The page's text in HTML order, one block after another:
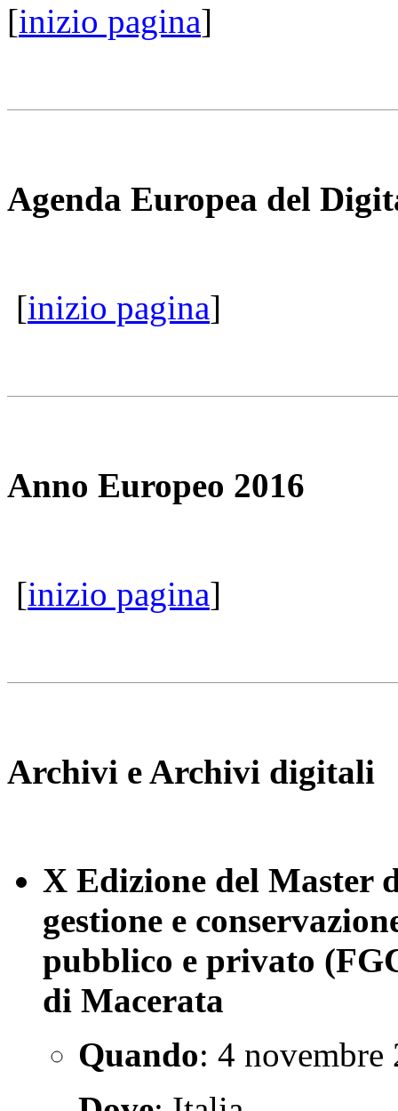
[inizio pagina]
Agenda Europea del
[inizio pagina]
Anno Europeo 2016
[inizio pagina]
Archivi e Archivi digitali
X Edizione del Master
gestione e
pubblico e privato
di Macerata
Quando: 4 novembre